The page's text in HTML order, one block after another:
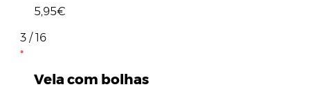
5,95€
3 / 16
Vela com bolhas